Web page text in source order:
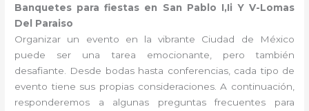
Banquetes para fiestas en San Pablo I,Ii Y V-Lomas
Del Paraiso
Organizar un evento en la vibrante Ciudad de México
puede ser una tarea emocionante, pero también
desafiante. Desde bodas hasta conferencias, cada tipo de
evento tiene sus propias consideraciones. A continuación,
responderemos a algunas preguntas frecuentes para